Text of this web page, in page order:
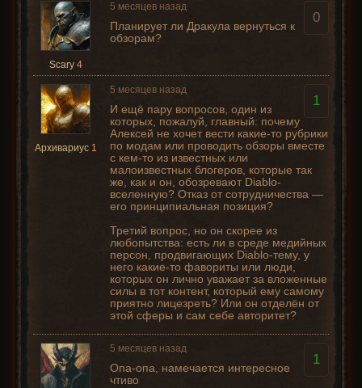
Scary 4
0
5 месяцев назад
Планирует ли Дракула вернуться к
обзорам?
Архивариус 1
1
5 месяцев назад
И ещё пару вопросов, один из
которых, пожалуй, главный: почему
Алексей не хочет вести какие-то рубрики
по модам или проводить обзоры вместе
с кем-то из известных или
малоизвестных блогеров, которые так
же, как и он, обозревают Diablo-
вселенную? Отказ от сотрудничества —
его принципиальная позиция?
Третий вопрос, но он скорее из
любопытства: есть ли в среде медийных
персон, продвигающих Diablo-тему, у
него какие-то фавориты или люди,
которых он лично уважает за вложенные
силы в тот контент, который ему самому
приятно лицезреть? Или он отделён от
этой сферы и сам себе авторитет?
1
5 месяцев назад
Опа-опа, намечается интересное
чтиво